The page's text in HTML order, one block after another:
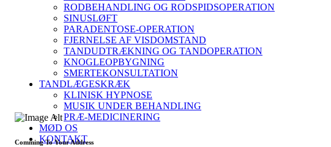
RODBEHANDLING OG RODSPIDSOPERATION
SINUSLØFT
PARADENTOSE-OPERATION
FJERNELSE AF VISDOMSTAND
TANDUDTRÆKNING OG TANDOPERATION
KNOGLEOPBYGNING
SMERTEKONSULTATION
TANDLÆGESKRÆK
KLINISK HYPNOSE
MUSIK UNDER BEHANDLING
PRÆ-MEDICINERING
MØD OS
KONTAKT
Comming To Your Address